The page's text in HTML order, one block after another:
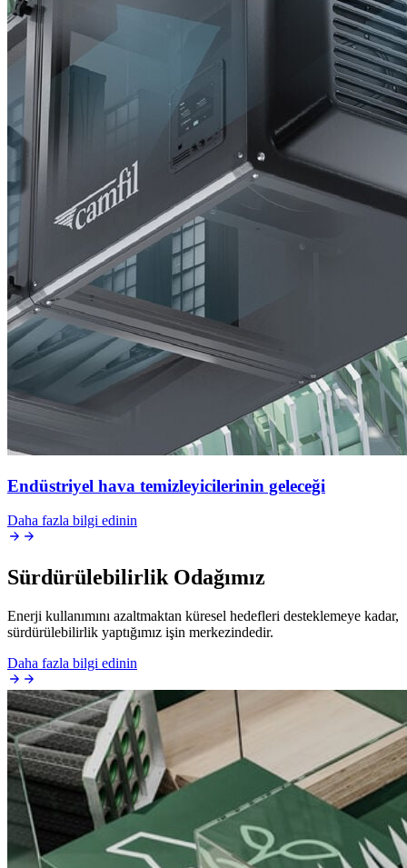
Endüstriyel hava temizleyicilerinin geleceği
Daha fazla bilgi edinin
Sürdürülebilirlik Odağımız
Enerji kullanımını azaltmaktan küresel hedefleri desteklemeye kadar,
sürdürülebilirlik yaptığımız işin merkezindedir.
Daha fazla bilgi edinin